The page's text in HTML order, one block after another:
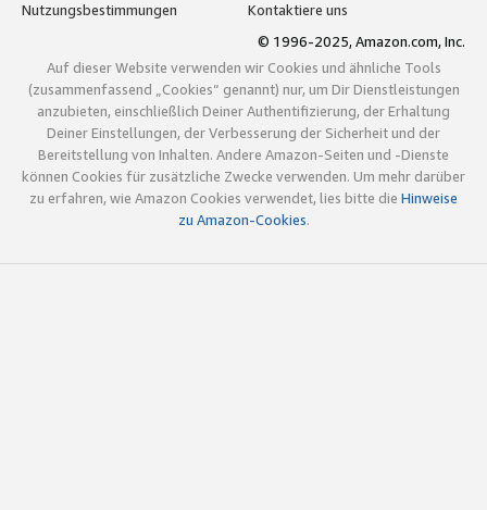
Nutzungsbestimmungen
Kontaktiere uns
© 1996-2025, Amazon.com, Inc.
Auf dieser Website verwenden wir Cookies und ähnliche Tools
(zusammenfassend „Cookies“ genannt) nur, um Dir Dienstleistungen
anzubieten, einschließlich Deiner Authentifizierung, der Erhaltung
Deiner Einstellungen, der Verbesserung der Sicherheit und der
Bereitstellung von Inhalten. Andere Amazon-Seiten und -Dienste
können Cookies für zusätzliche Zwecke verwenden. Um mehr darüber
zu erfahren, wie Amazon Cookies verwendet, lies bitte die Hinweise
zu Amazon-Cookies.